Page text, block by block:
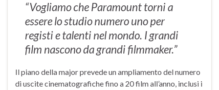
“Vogliamo che Paramount torni a
essere lo studio numero uno per
registi e talenti nel mondo. I grandi
film nascono da grandi filmmaker.”
Il piano della major prevede un ampliamento del numero
di uscite cinematografiche fino a 20 film all’anno, inclusi i